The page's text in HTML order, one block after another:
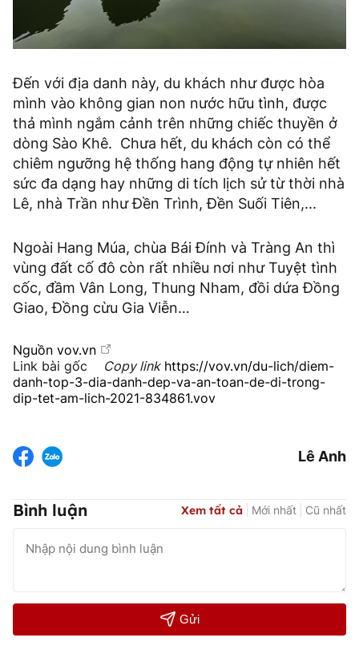
Đến với địa danh này, du khách như được hòa
mình vào không gian non nước hữu tình, được
thả mình ngắm cảnh trên những chiếc thuyền ở
dòng Sào Khê. Chưa hết, du khách còn có thể
chiêm ngưỡng hệ thống hang động tự nhiên hết
sức đa dạng hay những di tích lịch sử từ thời nhà
Lê, nhà Trần như Đền Trình, Đền Suối Tiên,...
Ngoài Hang Múa, chùa Bái Đính và Tràng An thì
vùng đất cố đô còn rất nhiều nơi như Tuyệt tình
cốc, đầm Vân Long, Thung Nham, đồi dứa Đồng
Giao, Đồng cừu Gia Viễn…
Nguồn vov.vn
Link bài gốc
Copy link https://vov.vn/du-lich/diem-
danh-top-3-dia-danh-dep-va-an-toan-de-di-trong-
dip-tet-am-lich-2021-834861.vov
Lê Anh
Bình luận Xem tất cả Mới nhất Cũ nhất
Gửi